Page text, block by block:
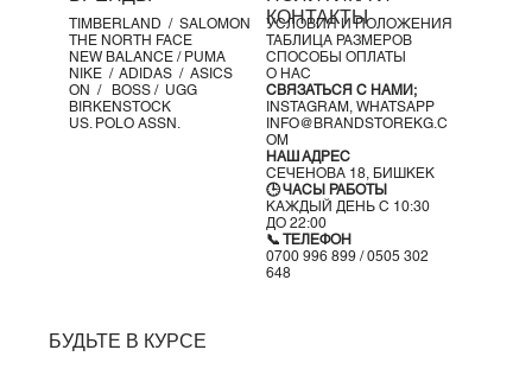
TIMBERLAND / SALOMON
THE NORTH FACE
NEW BALANCE / PUMA
NIKE / ADIDAS / ASICS
ON / BOSS / UGG
BIRKENSTOCK
US. POLO ASSN.
КОНТАКТЫ
УСЛОВИЯ И ПОЛОЖЕНИЯ
ТАБЛИЦА РАЗМЕРОВ
СПОСОБЫ ОПЛАТЫ
О НАС
СВЯЗАТЬСЯ С НАМИ;
INSTAGRAM, WHATSAPP
INFO@BRANDSTOREKG.C
OM
НАШ АДРЕС
СЕЧЕНОВА 18, БИШКЕК
🕒 ЧАСЫ РАБОТЫ
КАЖДЫЙ ДЕНЬ С 10:30
ДО 22:00
📞 ТЕЛЕФОН
0700 996 899 / 0505 302
648
БУДЬТЕ В КУРСЕ